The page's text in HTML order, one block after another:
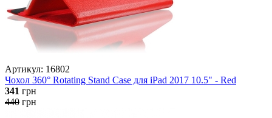
Артикул: 16802
Чохол 360° Rotating Stand Case для iPad 2017 10.5" - Red
341 грн
440 грн